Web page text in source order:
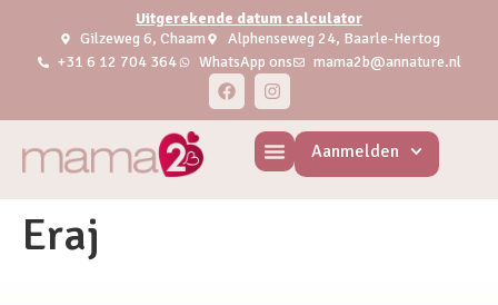
Uitgerekende datum calculator
Gilzeweg 6, Chaam
Alphenseweg 24, Baarle-Hertog
+31 6 12 704 364
WhatsApp ons mama2b@annature.nl
Aanmelden
Eraj